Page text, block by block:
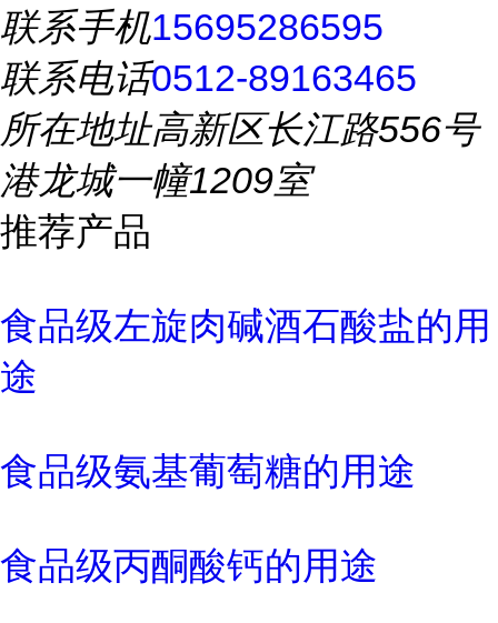
联系手机15695286595
联系电话0512-89163465
所在地址高新区长江路556号
港龙城一幢1209室
推荐产品
食品级左旋肉碱酒石酸盐的用
途
食品级氨基葡萄糖的用途
食品级丙酮酸钙的用途